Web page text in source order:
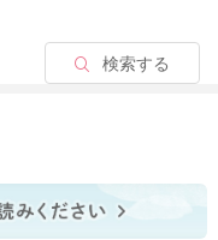
検索する